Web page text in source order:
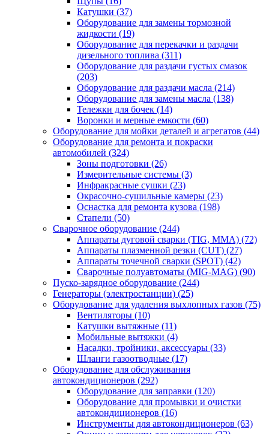
Катушки (37)
Оборудование для замены тормозной
жидкости (19)
Оборудование для перекачки и раздачи
дизельного топлива (311)
Оборудование для раздачи густых смазок
(203)
Оборудование для раздачи масла (214)
Оборудование для замены масла (138)
Тележки для бочек (14)
Воронки и мерные емкости (60)
Оборудование для мойки деталей и агрегатов (44)
Оборудование для ремонта и покраски
автомобилей (324)
Зоны подготовки (26)
Измерительные системы (3)
Инфракрасные сушки (23)
Окрасочно-сушильные камеры (23)
Оснастка для ремонта кузова (198)
Стапели (50)
Сварочное оборудование (244)
Аппараты дуговой сварки (TIG, MMA) (72)
Аппараты плазменной резки (CUT) (27)
Аппараты точечной сварки (SPOT) (42)
Сварочные полуавтоматы (MIG-MAG) (90)
Пуско-зарядное оборудование (244)
Генераторы (электростанции) (25)
Оборудование для удаления выхлопных газов (75)
Вентиляторы (10)
Катушки вытяжные (11)
Мобильные вытяжки (4)
Насадки, тройники, аксессуары (33)
Шланги газоотводные (17)
Оборудование для обслуживания
автокондиционеров (292)
Оборудование для заправки (120)
Оборудование для промывки и очистки
автокондиционеров (16)
Инструменты для автокондиционеров (63)